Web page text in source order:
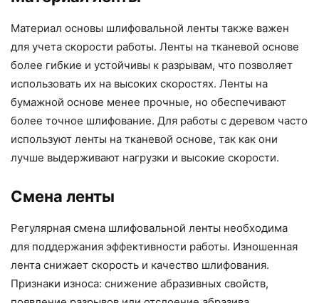
Материал основы шлифовальной ленты также важен
для учета скорости работы. Ленты на тканевой основе
более гибкие и устойчивы к разрывам, что позволяет
использовать их на высоких скоростях. Ленты на
бумажной основе менее прочные, но обеспечивают
более точное шлифование. Для работы с деревом часто
используют ленты на тканевой основе, так как они
лучше выдерживают нагрузки и высокие скорости.
Смена ленты
Регулярная смена шлифовальной ленты необходима
для поддержания эффективности работы. Изношенная
лента снижает скорость и качество шлифования.
Признаки износа: снижение абразивных свойств,